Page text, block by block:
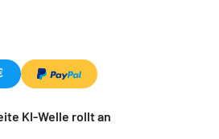
KI-Welle rollt an